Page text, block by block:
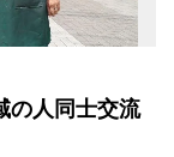
人同士交流